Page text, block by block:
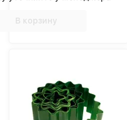
В корзину